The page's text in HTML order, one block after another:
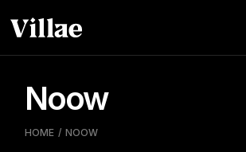
para
Noow
HOME NOOW